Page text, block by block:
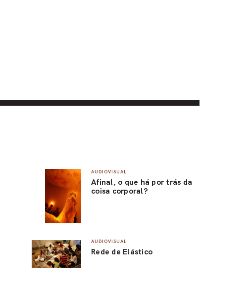
AUDIOVISUAL
Afinal, o que há por trás da
coisa corporal?
AUDIOVISUAL
Rede de Elástico